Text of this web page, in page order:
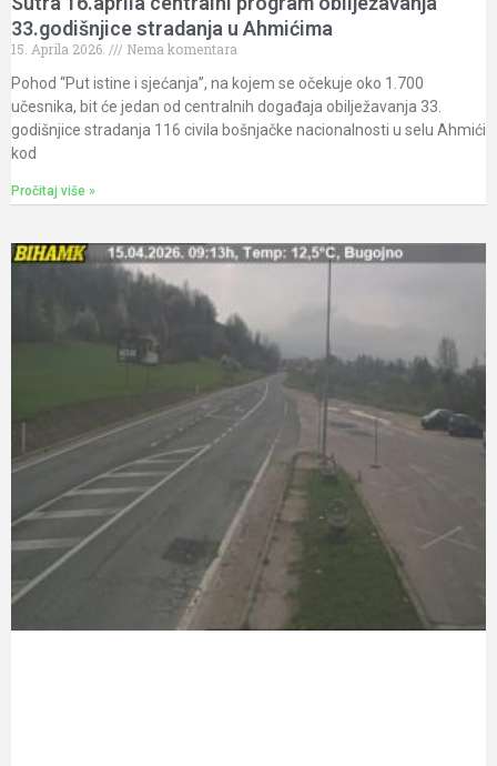
33.godišnjice stradanja u Ahmićima
15. Aprila 2026.
Nema komentara
Pohod “Put istine i sjećanja”, na kojem se očekuje oko 1.700
učesnika, bit će jedan od centralnih događaja obilježavanja 33.
godišnjice stradanja 116 civila bošnjačke nacionalnosti u selu Ahmići
kod
Pročitaj više »